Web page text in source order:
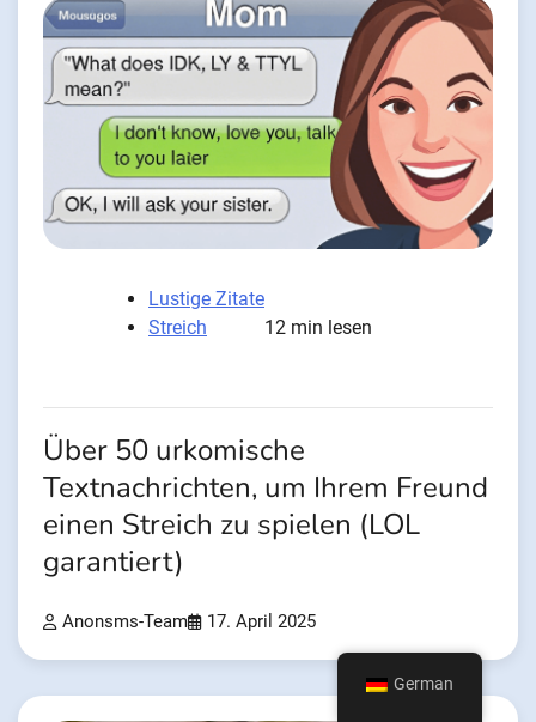
Lustige Zitate
Streich
12 min lesen
Über 50 urkomische
Textnachrichten, um Ihrem Freund
einen Streich zu spielen (LOL
garantiert)
Anonsms-Team 17. April 2025
German